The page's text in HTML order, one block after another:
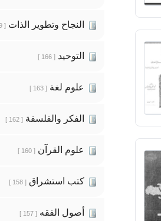
النجاح وتطوير الذات [ 169 ]
التوحيد [ 166 ]
علوم لغة [ 163 ]
الفكر والفلسفة [ 162 ]
علوم القرآن [ 160 ]
كتب استشراق [ 158 ]
أصول الفقه [ 157 ]